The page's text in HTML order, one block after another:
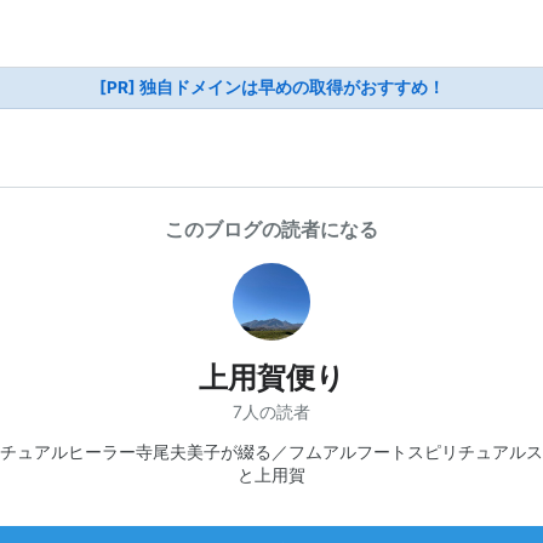
[PR] 独自ドメインは早めの取得がおすすめ！
このブログの読者になる
上用賀便り
7人の読者
ュアルヒーラー寺尾夫美子が綴る／フムアルフートスピリチュアル
と上用賀